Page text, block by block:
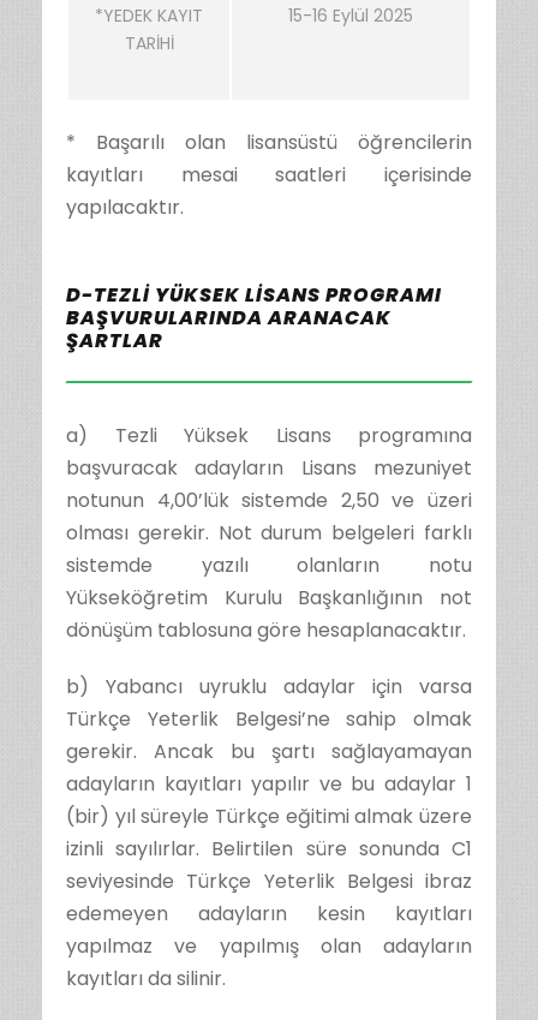
*YEDEK KAYIT
TARİHİ
15-16 Eylül 2025
* Başarılı olan lisansüstü öğrencilerin
kayıtları mesai saatleri içerisinde
yapılacaktır.
D-TEZLİ YÜKSEK LİSANS PROGRAMI
BAŞVURULARINDA ARANACAK
ŞARTLAR
a) Tezli Yüksek Lisans programına
başvuracak adayların Lisans mezuniyet
notunun 4,00’lük sistemde 2,50 ve üzeri
olması gerekir. Not durum belgeleri farklı
sistemde yazılı olanların notu
Yükseköğretim Kurulu Başkanlığının not
dönüşüm tablosuna göre hesaplanacaktır.
b) Yabancı uyruklu adaylar için varsa
Türkçe Yeterlik Belgesi’ne sahip olmak
gerekir. Ancak bu şartı sağlayamayan
adayların kayıtları yapılır ve bu adaylar 1
(bir) yıl süreyle Türkçe eğitimi almak üzere
izinli sayılırlar. Belirtilen süre sonunda C1
seviyesinde Türkçe Yeterlik Belgesi ibraz
edemeyen adayların kesin kayıtları
yapılmaz ve yapılmış olan adayların
kayıtları da silinir.